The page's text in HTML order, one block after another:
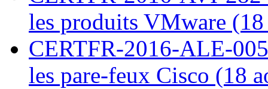
les produits VMware
CERTFR-2016-ALE-
les pare-feux Cisco (18